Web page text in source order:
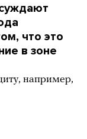
что это
в зоне
например,